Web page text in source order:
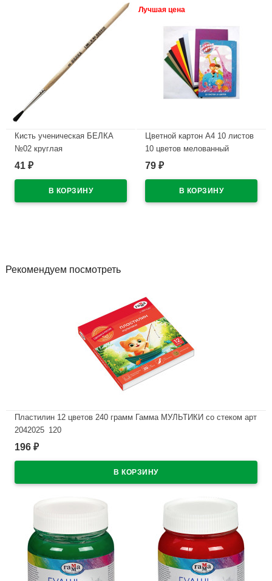
Кисть ученическая БЕЛКА
№02 круглая
В наличии
41 ₽
Лучшая цена
Цветной картон А4 10 листов
10 цветов мелованный
односторонний РАША
79 ₽
Рекомендуем посмотреть
Пластилин 12 цветов 240 грамм Гамма МУЛЬТИКИ со стеком арт
2042025_120
В наличии
196 ₽